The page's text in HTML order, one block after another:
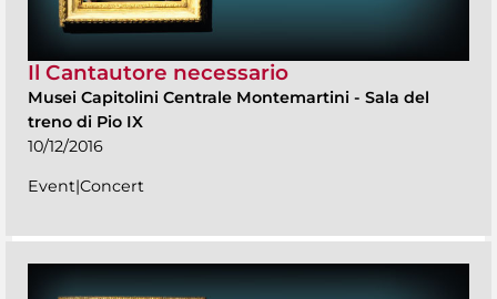
Il Cantautore necessario
Musei Capitolini Centrale Montemartini - Sala del
treno di Pio IX
10/12/2016
Event|Concert